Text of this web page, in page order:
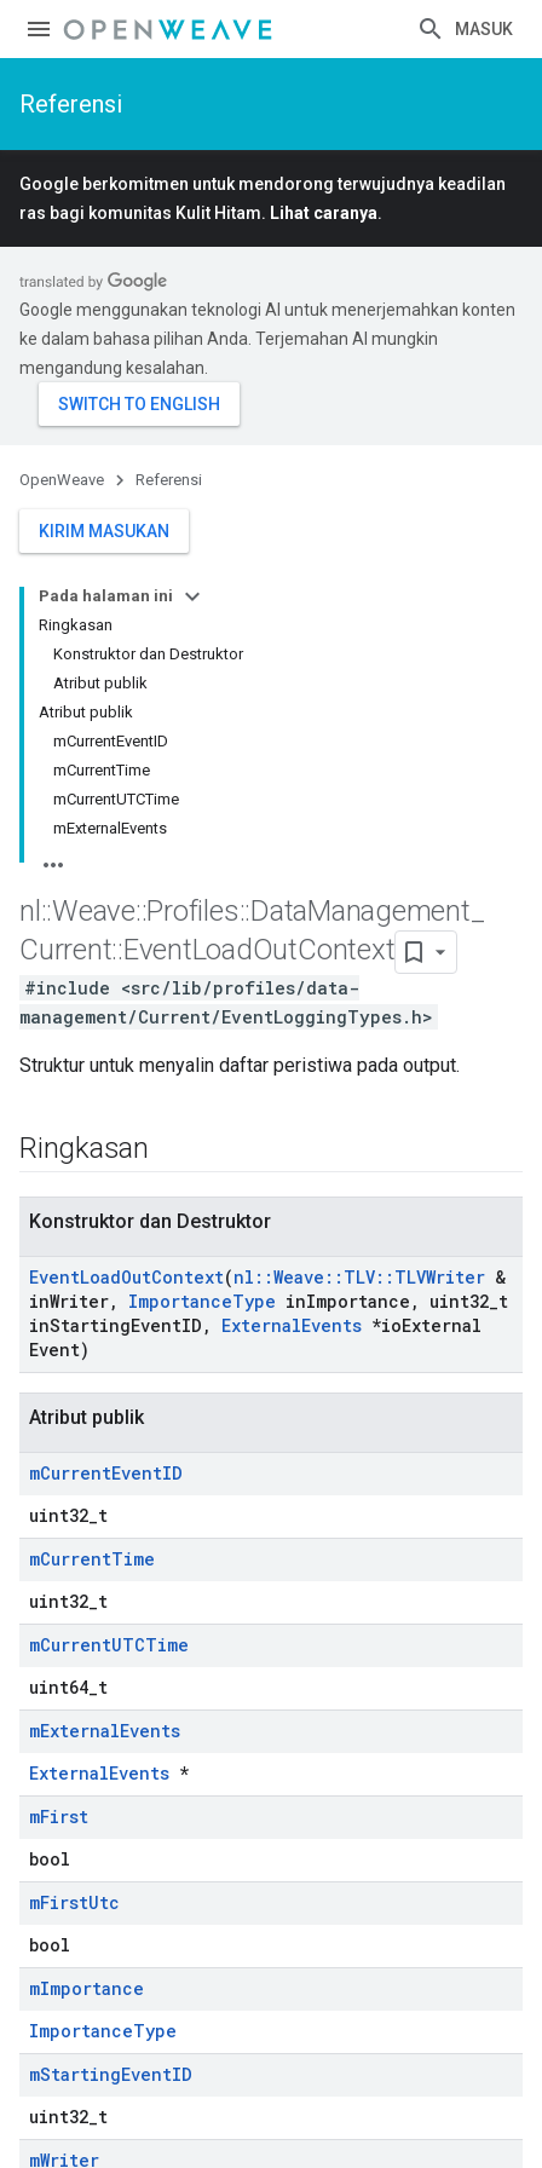
MASUK
Referensi
Google berkomitmen untuk mendorong terwujudnya keadilan
ras bagi komunitas Kulit Hitam. Lihat caranya.
Google menggunakan teknologi AI untuk menerjemahkan konten
ke dalam bahasa pilihan Anda. Terjemahan AI mungkin
mengandung kesalahan.
OpenWeave Referensi
KIRIM MASUKAN
Pada halaman ini
Ringkasan
Konstruktor dan Destruktor
Atribut publik
Atribut publik
mCurrentEventID
mCurrentTime
mCurrentUTCTime
mExternalEvents
nl ::Weave::Profiles::DataManagement
Current::EventLoadOutContext
#include <src/lib/profiles/data-
management/Current/EventLoggingTypes.h>
Struktur untuk menyalin daftar peristiwa pada output.
Ringkasan
Konstruktor dan Destruktor
EventLoadOutContext(nl ::Weave :: TLV:: TLVWriter &
inWriter, ImportanceType inImportance , uint32 t
inStartingEventID , ExternalEvents *ioExternal
Event)
Atribut publik
mCurrentEventID
uint32_t
mCurrentTime
uint32_t
mCurrentUTCTime
uint64_t
mExternalEvents
ExternalEvents *
mFirst
bool
mFirstUtc
bool
mImportance
ImportanceType
mStartingEventID
uint32_t
mWriter